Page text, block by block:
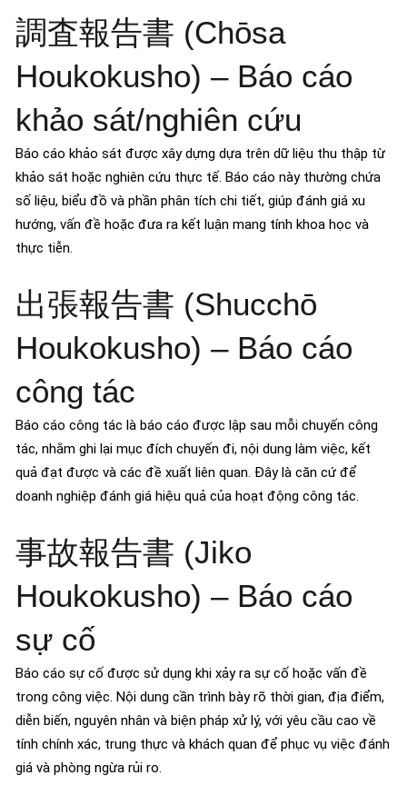
調査報告書 (Chōsa
Houkokusho) – Báo cáo
khảo sát/nghiên cứu
Báo cáo khảo sát được xây dựng dựa trên dữ liệu thu thập từ
khảo sát hoặc nghiên cứu thực tế. Báo cáo này thường chứa
số liệu, biểu đồ và phần phân tích chi tiết, giúp đánh giá xu
hướng, vấn đề hoặc đưa ra kết luận mang tính khoa học và
thực tiễn.
出張報告書 (Shucchō
Houkokusho) – Báo cáo
công tác
Báo cáo công tác là báo cáo được lập sau mỗi chuyến công
tác, nhằm ghi lại mục đích chuyến đi, nội dung làm việc, kết
quả đạt được và các đề xuất liên quan. Đây là căn cứ để
doanh nghiệp đánh giá hiệu quả của hoạt động công tác.
事故報告書 (Jiko
Houkokusho) – Báo cáo
sự cố
Báo cáo sự cố được sử dụng khi xảy ra sự cố hoặc vấn đề
trong công việc. Nội dung cần trình bày rõ thời gian, địa điểm,
diễn biến, nguyên nhân và biện pháp xử lý, với yêu cầu cao về
tính chính xác, trung thực và khách quan để phục vụ việc đánh
giá và phòng ngừa rủi ro.